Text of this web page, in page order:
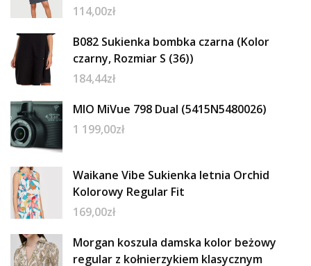
114,00zł
B082 Sukienka bombka czarna (Kolor
czarny, Rozmiar S (36))
184,44zł
MIO MiVue 798 Dual (5415N5480026)
1 199,00zł
Waikane Vibe Sukienka letnia Orchid
Kolorowy Regular Fit
169,00zł
Morgan koszula damska kolor beżowy
regular z kołnierzykiem klasycznym